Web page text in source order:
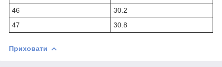
46
30.2
47
30.8
Приховати